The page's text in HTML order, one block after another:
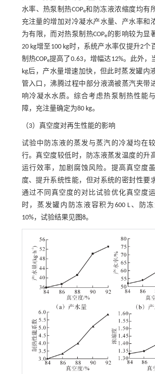
水率、热泵制热COPe和防冻液浓缩度均有
充注量的增加对冷凝水产水量、产水率和
为有限，而对热泵制热COPe的影响较为显
20 kg增至100 kg时，系统产水率仅提升2个
制热COPe提高了0.63，增幅达12%。此外，
kg后，产水量增速加快，但此时蒸发罐内
管入口，沸腾过程中部分液滴被蒸汽夹带
响冷凝水水质。综合考虑热泵制热性能
障，充注量确定为80 kg。
（3）真空度对再生性能的影响
试验中防冻液的蒸发与蒸汽的冷凝均在
行。真空度较低时，防冻液蒸发温度的升
运行效率，加剧腐蚀风险。提高真空度
度、提升系统性能，但对系统的密封性要
通过不同真空度的对比试验优化真空度
时，蒸发罐内防冻液容积为600 L、防
10%，试验结果见图8。